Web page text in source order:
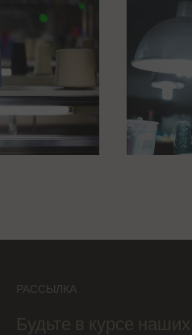
РАССЫЛКА
Будьте в курсе